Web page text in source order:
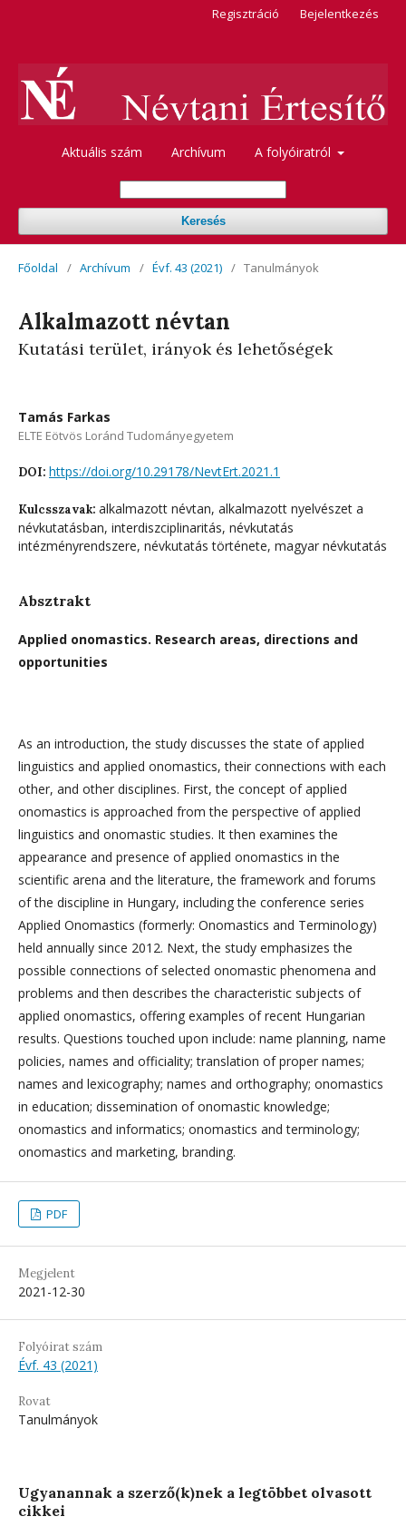
Aktuális szám Archívum A folyóiratról
Keresés
Regisztráció Bejelentkezés
Főoldal / Archívum / Évf. 43 (2021) / Tanulmányok
Alkalmazott névtan
Kutatási terület, irányok és lehetőségek
Tamás Farkas
ELTE Eötvös Loránd Tudományegyetem
DOI: https://doi.org/10.29178/NevtErt.2021.1
Kulcsszavak: alkalmazott névtan, alkalmazott nyelvészet a
névkutatásban, interdiszciplinaritás, névkutatás
intézményrendszere, névkutatás története, magyar névkutatás
Absztrakt
Applied onomastics. Research areas, directions and
opportunities
As an introduction, the study discusses the state of applied
linguistics and applied onomastics, their connections with each
other, and other disciplines. First, the concept of applied
onomastics is approached from the perspective of applied
linguistics and onomastic studies. It then examines the
appearance and presence of applied onomastics in the
scientific arena and the literature, the framework and forums
of the discipline in Hungary, including the conference series
Applied Onomastics (formerly: Onomastics and Terminology)
held annually since 2012. Next, the study emphasizes the
possible connections of selected onomastic phenomena and
problems and then describes the characteristic subjects of
applied onomastics, offering examples of recent Hungarian
results. Questions touched upon include: name planning, name
policies, names and officiality; translation of proper names;
names and lexicography; names and orthography; onomastics
in education; dissemination of onomastic knowledge;
onomastics and informatics; onomastics and terminology;
onomastics and marketing, branding.
PDF
Megjelent
2021-12-30
Folyóirat szám
Évf. 43 (2021)
Rovat
Tanulmányok
Ugyanannak a szerző(k)nek a legtöbbet olvasott
cikkei